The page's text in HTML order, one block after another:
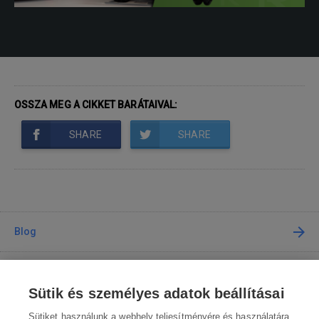
OSSZA MEG A CIKKET BARÁTAIVAL:
SHARE SHARE
Sütik és személyes adatok beállításai
Sütiket használunk a webhely teljesítményére és használatára
Blog
A vásárlásról